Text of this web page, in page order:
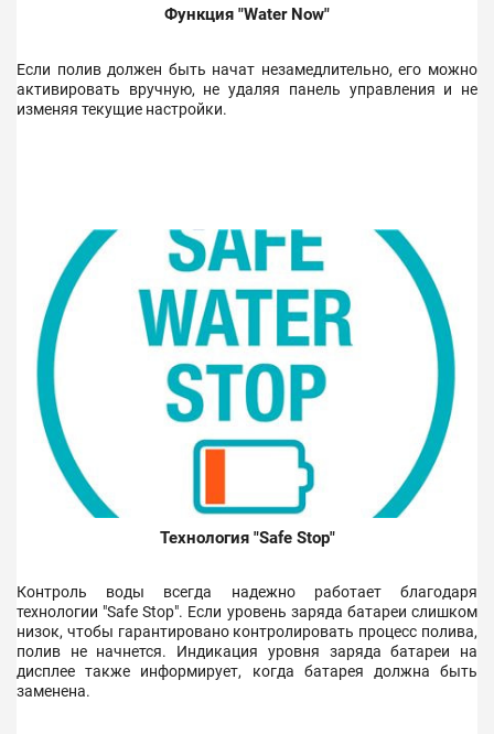
Функция "Water Now"
Если полив должен быть начат незамедлительно, его можно
активировать вручную, не удаляя панель управления и не
изменяя текущие настройки.
Технология "Safe Stop"
Контроль воды всегда надежно работает благодаря
технологии "Safe Stop". Если уровень заряда батареи слишком
низок, чтобы гарантировано контролировать процесс полива,
полив не начнется. Индикация уровня заряда батареи на
дисплее также информирует, когда батарея должна быть
заменена.